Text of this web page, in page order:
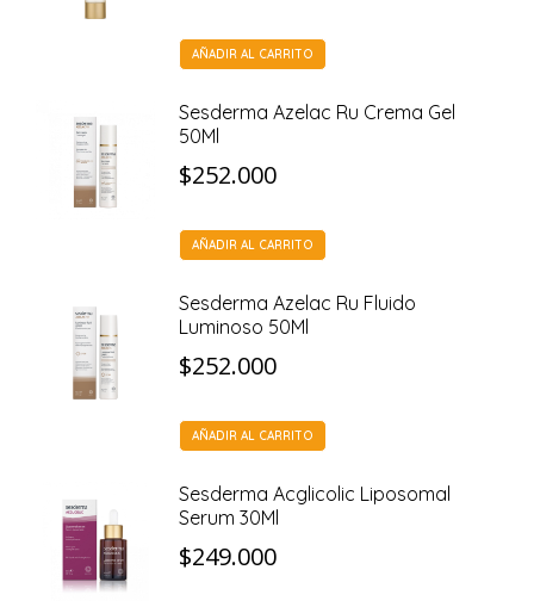
AÑADIR AL CARRITO
Sesderma Azelac Ru Crema Gel
50Ml
$252.000
AÑADIR AL CARRITO
Sesderma Azelac Ru Fluido
Luminoso 50Ml
$252.000
AÑADIR AL CARRITO
Sesderma Acglicolic Liposomal
Serum 30Ml
$249.000